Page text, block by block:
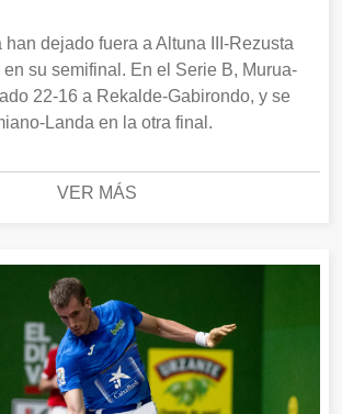
dejado fuera a Altuna III-Rezusta
su semifinal. En el Serie B, Murua-
22-16 a Rekalde-Gabirondo, y se
Landa en la otra final.
VER MÁS